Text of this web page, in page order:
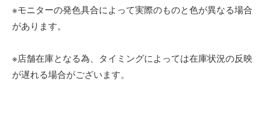
※モニターの発色具合によって実際のものと色が異なる場合
があります。
※店舗在庫となる為、タイミングによっては在庫状況の反映
が遅れる場合がございます。